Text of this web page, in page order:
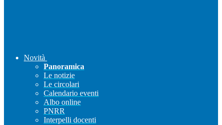
Novità
Panoramica
Le notizie
Le circolari
Calendario eventi
Albo online
PNRR
Interpelli docenti